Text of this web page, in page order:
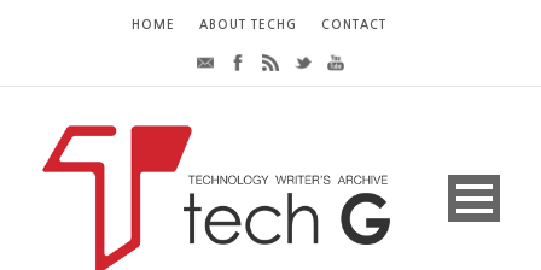
HOME ABOUT TECHG CONTACT